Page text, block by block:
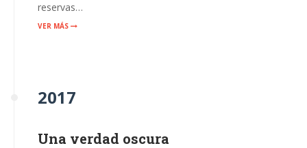
reservas…
VER MÁS
2017
Una verdad oscura